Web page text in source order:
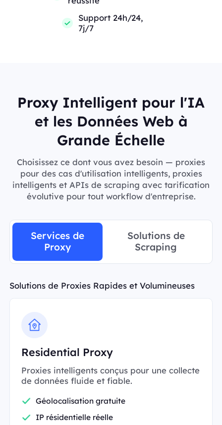
Support 24h/24,
7j/7
Proxy Intelligent pour l'IA
et les Données Web à
Grande Échelle
Choisissez ce dont vous avez besoin — proxies
pour des cas d'utilisation intelligents, proxies
intelligents et APIs de scraping avec tarification
évolutive pour tout workflow d'entreprise.
Services de
Proxy
Solutions de
Scraping
Solutions de Proxies Rapides et Volumineuses
Residential Proxy
Proxies intelligents conçus pour une collecte
de données fluide et fiable.
Géolocalisation gratuite
IP résidentielle réelle